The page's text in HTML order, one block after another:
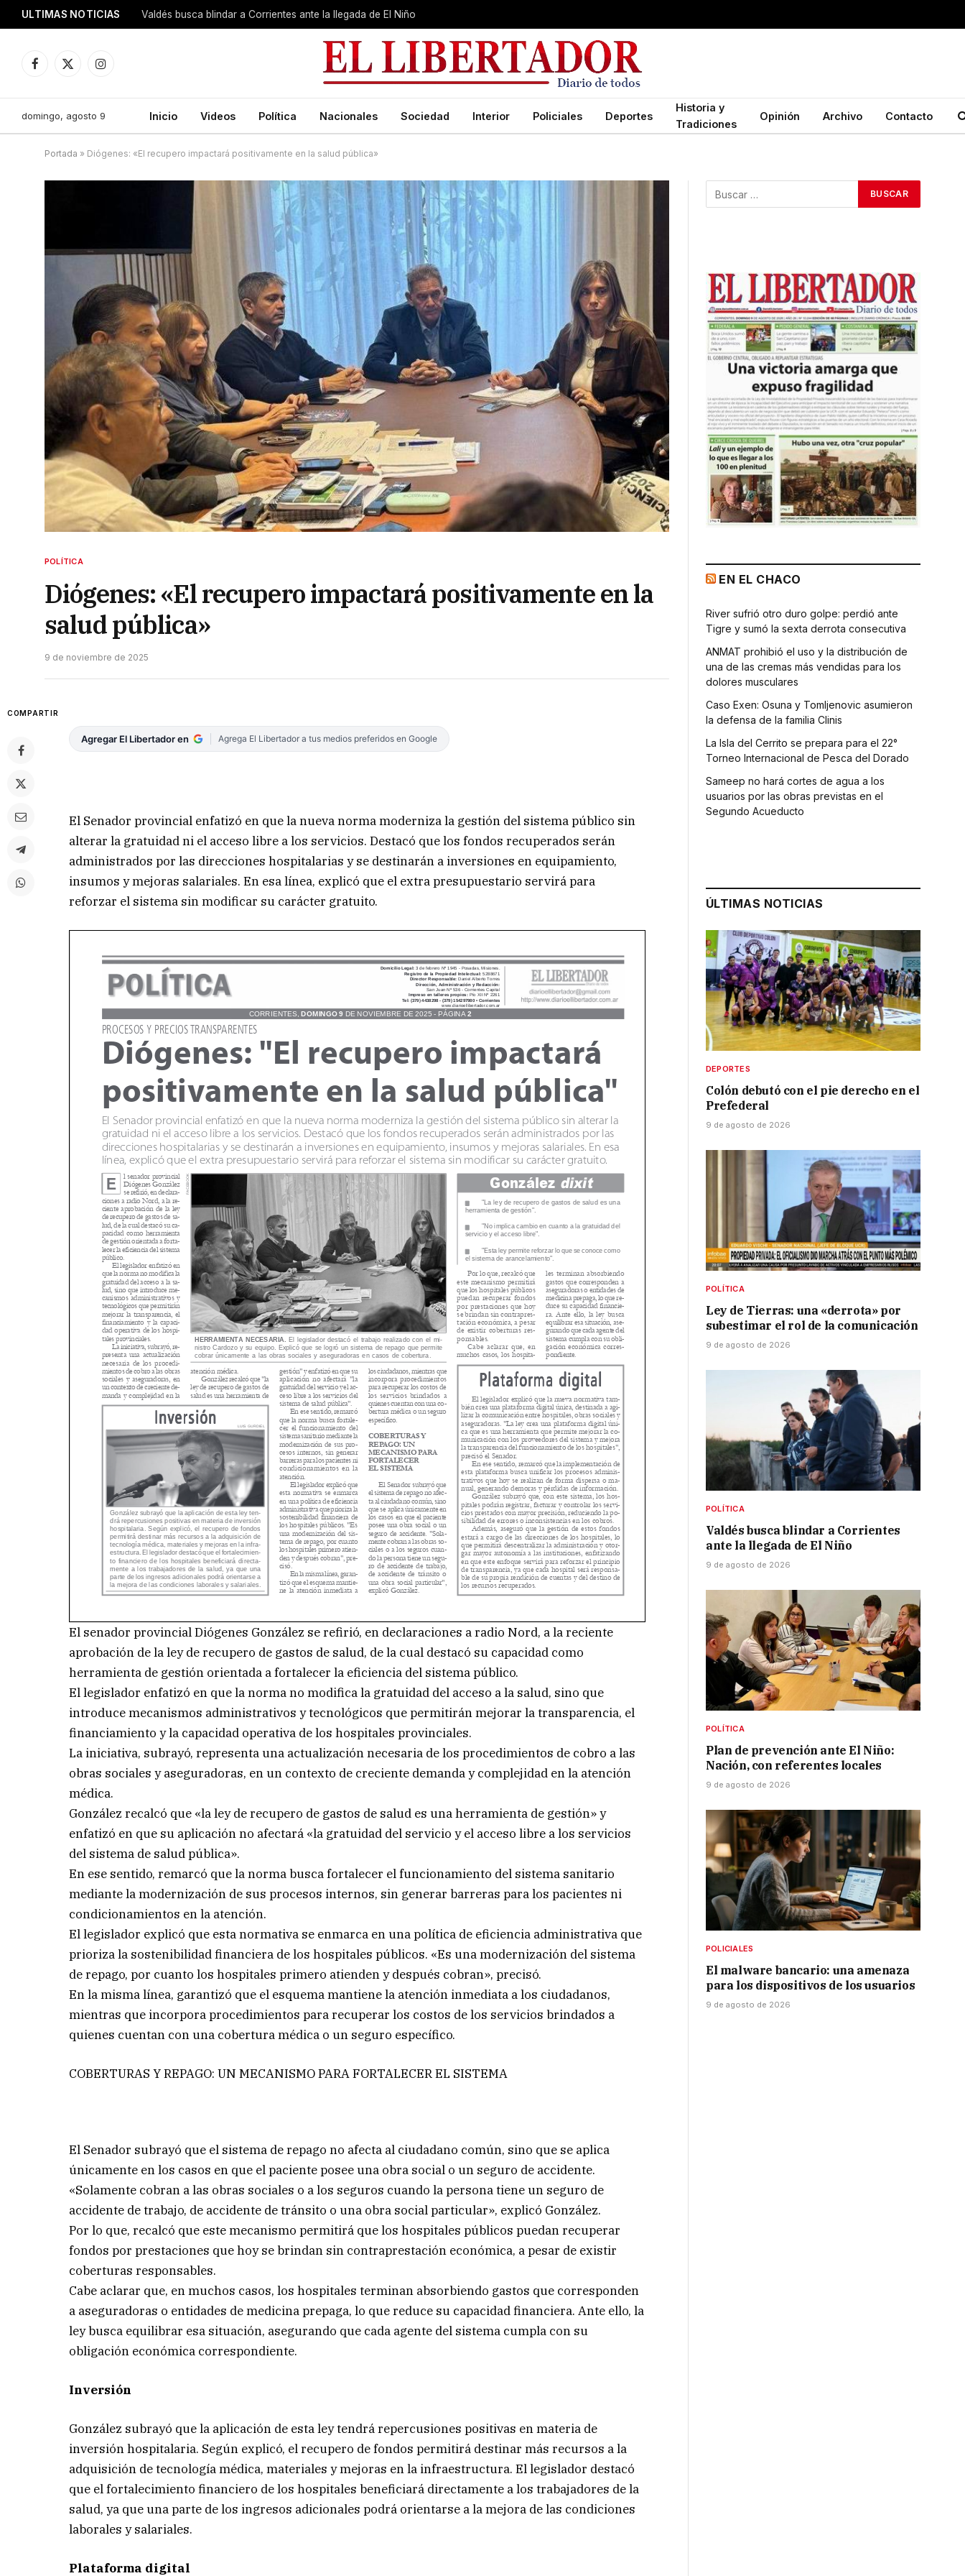
ULTIMAS NOTICIAS Valdés busca blindar a Corrientes ante la llegada de El Niño
Facebook
X
Instagram
domingo, agosto 9 Inicio Videos Política Nacionales Sociedad Interior Policiales Deportes
Historia y
Tradiciones
Opinión Archivo Contacto
Portada » Diógenes: «El recupero impactará positivamente en la salud pública»
POLÍTICA
Diógenes: «El recupero impactará positivamente en la
salud pública»
9 de noviembre de 2025
COMPARTIR
Agregar El Libertador en Agrega El Libertador a tus medios preferidos en Google
El Senador provincial enfatizó en que la nueva norma moderniza la gestión del sistema público sin
alterar la gratuidad ni el acceso libre a los servicios. Destacó que los fondos recuperados serán
administrados por las direcciones hospitalarias y se destinarán a inversiones en equipamiento,
insumos y mejoras salariales. En esa línea, explicó que el extra presupuestario servirá para
reforzar el sistema sin modificar su carácter gratuito.
El senador provincial Diógenes González se refirió, en declaraciones a radio Nord, a la reciente
aprobación de la ley de recupero de gastos de salud, de la cual destacó su capacidad como
herramienta de gestión orientada a fortalecer la eficiencia del sistema público.
El legislador enfatizó en que la norma no modifica la gratuidad del acceso a la salud, sino que
introduce mecanismos administrativos y tecnológicos que permitirán mejorar la transparencia, el
financiamiento y la capacidad operativa de los hospitales provinciales.
La iniciativa, subrayó, representa una actualización necesaria de los procedimientos de cobro a las
obras sociales y aseguradoras, en un contexto de creciente demanda y complejidad en la atención
médica.
González recalcó que «la ley de recupero de gastos de salud es una herramienta de gestión» y
enfatizó en que su aplicación no afectará «la gratuidad del servicio y el acceso libre a los servicios
del sistema de salud pública».
En ese sentido, remarcó que la norma busca fortalecer el funcionamiento del sistema sanitario
mediante la modernización de sus procesos internos, sin generar barreras para los pacientes ni
condicionamientos en la atención.
El legislador explicó que esta normativa se enmarca en una política de eficiencia administrativa que
prioriza la sostenibilidad financiera de los hospitales públicos. «Es una modernización del sistema
de repago, por cuanto los hospitales primero atienden y después cobran», precisó.
En la misma línea, garantizó que el esquema mantiene la atención inmediata a los ciudadanos,
mientras que incorpora procedimientos para recuperar los costos de los servicios brindados a
quienes cuentan con una cobertura médica o un seguro específico.
COBERTURAS Y REPAGO: UN MECANISMO PARA FORTALECER EL SISTEMA
El Senador subrayó que el sistema de repago no afecta al ciudadano común, sino que se aplica
únicamente en los casos en que el paciente posee una obra social o un seguro de accidente.
«Solamente cobran a las obras sociales o a los seguros cuando la persona tiene un seguro de
accidente de trabajo, de accidente de tránsito o una obra social particular», explicó González.
Por lo que, recalcó que este mecanismo permitirá que los hospitales públicos puedan recuperar
fondos por prestaciones que hoy se brindan sin contraprestación económica, a pesar de existir
coberturas responsables.
Cabe aclarar que, en muchos casos, los hospitales terminan absorbiendo gastos que corresponden
a aseguradoras o entidades de medicina prepaga, lo que reduce su capacidad financiera. Ante ello, la
ley busca equilibrar esa situación, asegurando que cada agente del sistema cumpla con su
obligación económica correspondiente.
Inversión
González subrayó que la aplicación de esta ley tendrá repercusiones positivas en materia de
inversión hospitalaria. Según explicó, el recupero de fondos permitirá destinar más recursos a la
adquisición de tecnología médica, materiales y mejoras en la infraestructura. El legislador destacó
que el fortalecimiento financiero de los hospitales beneficiará directamente a los trabajadores de la
salud, ya que una parte de los ingresos adicionales podrá orientarse a la mejora de las condiciones
laborales y salariales.
Plataforma digital
EN EL CHACO
River sufrió otro duro golpe: perdió ante
Tigre y sumó la sexta derrota consecutiva
ANMAT prohibió el uso y la distribución de
una de las cremas más vendidas para los
dolores musculares
Caso Exen: Osuna y Tomljenovic asumieron
la defensa de la familia Clinis
La Isla del Cerrito se prepara para el 22°
Torneo Internacional de Pesca del Dorado
Sameep no hará cortes de agua a los
usuarios por las obras previstas en el
Segundo Acueducto
ÚLTIMAS NOTICIAS
DEPORTES
Colón debutó con el pie derecho en el
Prefederal
9 de agosto de 2026
POLÍTICA
Ley de Tierras: una «derrota» por
subestimar el rol de la comunicación
9 de agosto de 2026
POLÍTICA
Valdés busca blindar a Corrientes
ante la llegada de El Niño
9 de agosto de 2026
POLÍTICA
Plan de prevención ante El Niño:
Nación, con referentes locales
9 de agosto de 2026
POLICIALES
El malware bancario: una amenaza
para los dispositivos de los usuarios
9 de agosto de 2026